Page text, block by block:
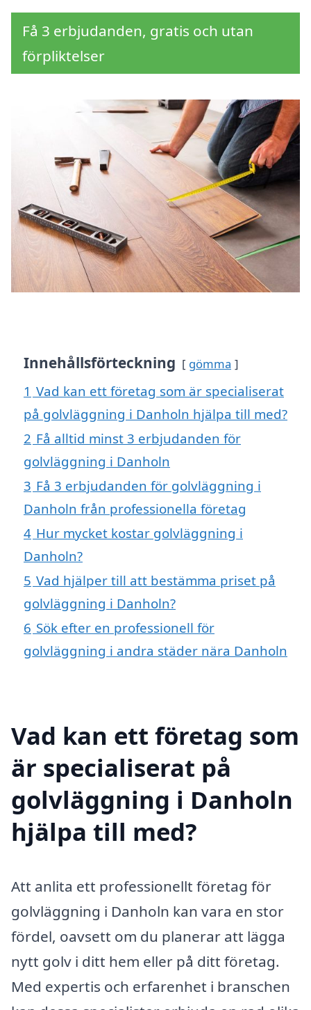
Få 3 erbjudanden, gratis och utan
förpliktelser
Innehållsförteckning gömma
1 Vad kan ett företag som är specialiserat
på golvläggning i Danholn hjälpa till med?
2 Få alltid minst 3 erbjudanden för
golvläggning i Danholn
3 Få 3 erbjudanden för golvläggning i
Danholn från professionella företag
4 Hur mycket kostar golvläggning i
Danholn?
5 Vad hjälper till att bestämma priset på
golvläggning i Danholn?
6 Sök efter en professionell för
golvläggning i andra städer nära Danholn
Vad kan ett företag som
är specialiserat på
golvläggning i Danholn
hjälpa till med?
Att anlita ett professionellt företag för
golvläggning i Danholn kan vara en stor
fördel, oavsett om du planerar att lägga
nytt golv i ditt hem eller på ditt företag.
Med expertis och erfarenhet i branschen